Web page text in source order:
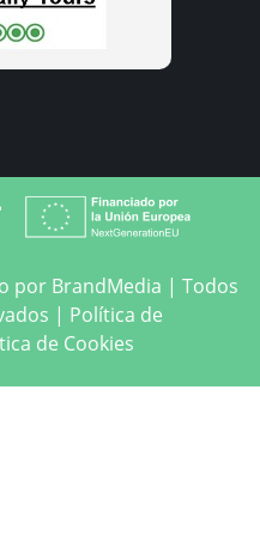
por BrandMedia | Todos
| Política de
de Cookies